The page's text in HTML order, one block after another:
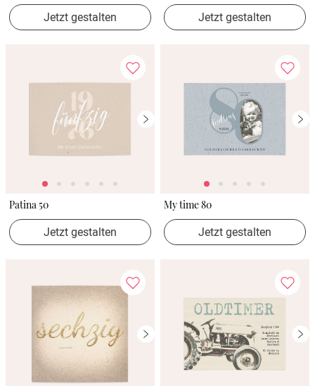
Jetzt gestalten Jetzt gestalten
Patina 50
Jetzt gestalten
My time 80
Jetzt gestalten